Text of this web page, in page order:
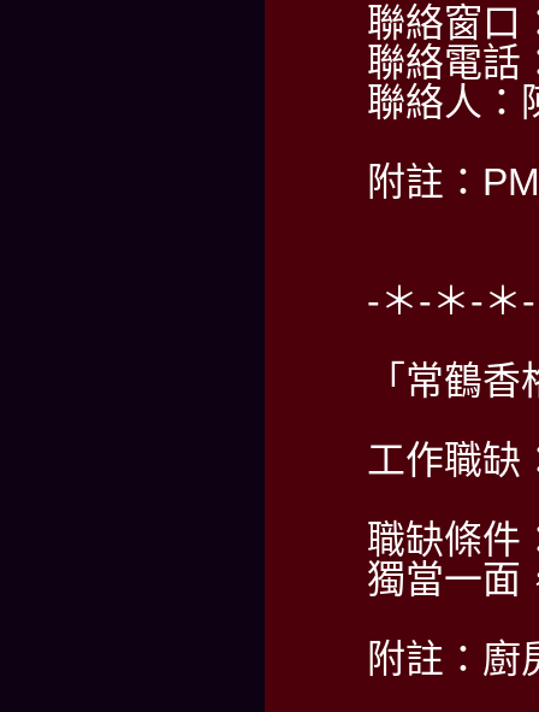
聯絡窗口
聯絡電話
聯絡人：
附註：
-＊-＊-＊
「常鶴
工作職缺
職缺條件
獨當一面
附註：廚